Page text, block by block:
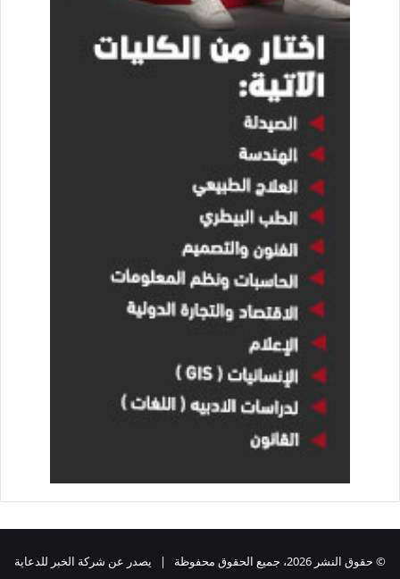
© حقوق النشر 2026، جميع الحقوق محفوظة | يصدر عن شركة الخبر للدعاية